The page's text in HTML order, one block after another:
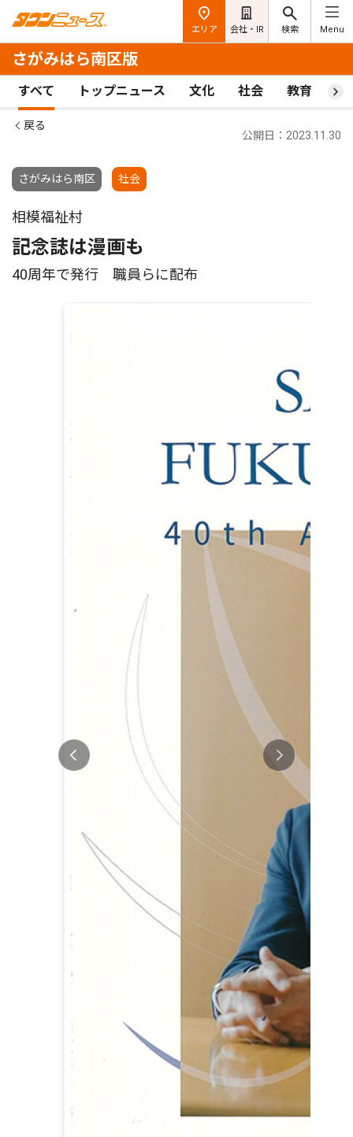
エリア 会社・IR 検索 Menu
さがみはら南区版
すべて トップニュース 文化 社会 教育 ス
戻る
さがみはら南区 社会
公開日：2023.11.30
相模福祉村
記念誌は漫画も
40周年で発行 職員らに配布